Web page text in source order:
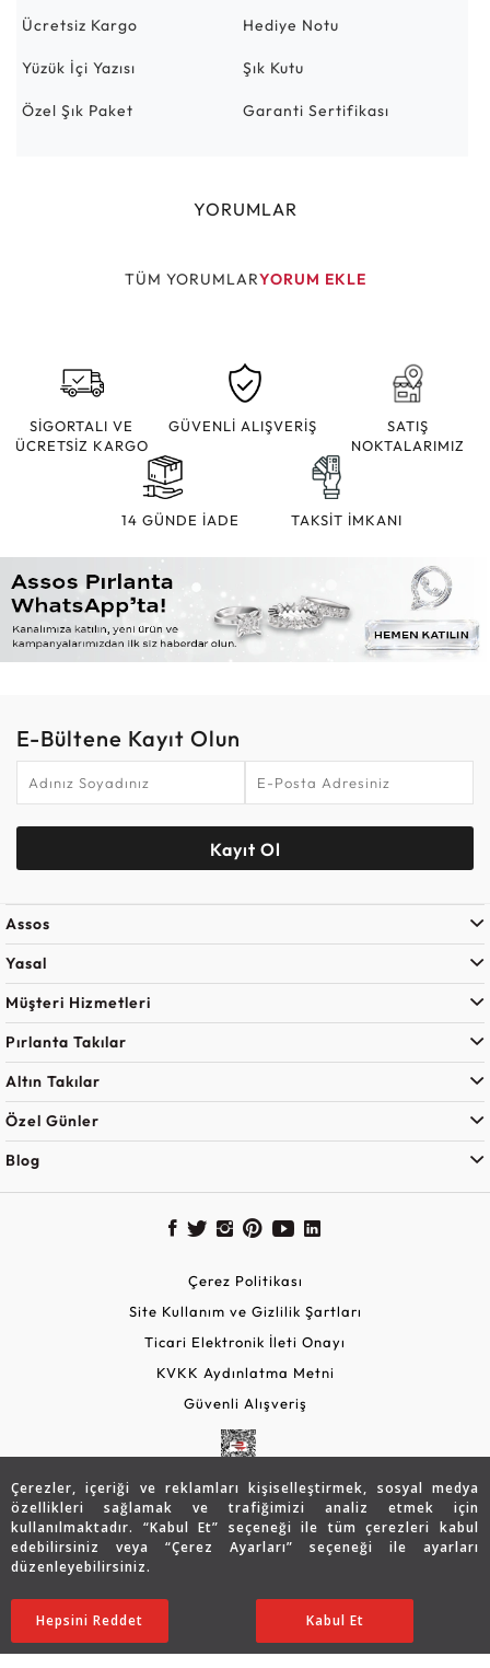
Çerezler, içeriği ve reklamları kişiselleştirmek, sosyal medya
özellikleri sağlamak ve trafiğimizi analiz etmek için
kullanılmaktadır. “Kabul Et” seçeneği ile tüm çerezleri kabul
edebilirsiniz veya “Çerez Ayarları” seçeneği ile ayarları
düzenleyebilirsiniz.
Ayarları Düzenle
Hepsini Reddet Kabul Et
14.984 TL
10.456TL SATIN ALIN
Ücretsiz Kargo Hediye Notu
Yüzük İçi Yazısı Şık Kutu
Özel Şık Paket Garanti Sertifikası
YORUMLAR
TÜM YORUMLARYORUM EKLE
SİGORTALI VE
ÜCRETSİZ KARGO
GÜVENLİ ALIŞVERİŞ
SATIŞ
NOKTALARIMIZ
14 GÜNDE İADE TAKSİT İMKANI
E-Bültene Kayıt Olun
Kayıt Ol
Assos
Yasal
Müşteri Hizmetleri
Pırlanta Takılar
Altın Takılar
Özel Günler
Blog
Çerez Politikası
Site Kullanım ve Gizlilik Şartları
Ticari Elektronik İleti Onayı
KVKK Aydınlatma Metni
Güvenli Alışveriş
Copyright © 2026 Assos Pırlanta - Bu sitenin tüm hakları